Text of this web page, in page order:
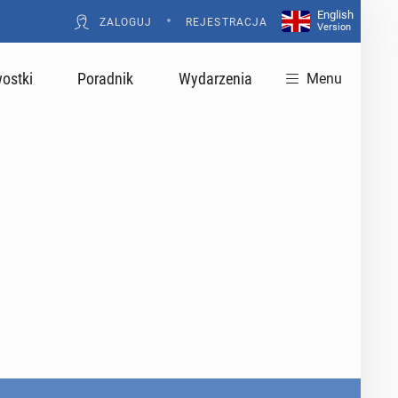
ZALOGUJ • REJESTRACJA
English
Version
Poradnik Wydarzenia Menu